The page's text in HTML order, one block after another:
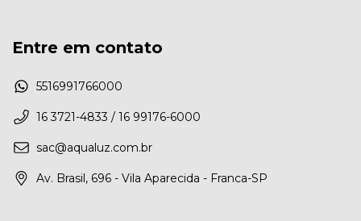
Entre em contato
5516991766000
16 3721-4833 / 16 99176-6000
sac@aqualuz.com.br
Av. Brasil, 696 - Vila Aparecida - Franca-SP